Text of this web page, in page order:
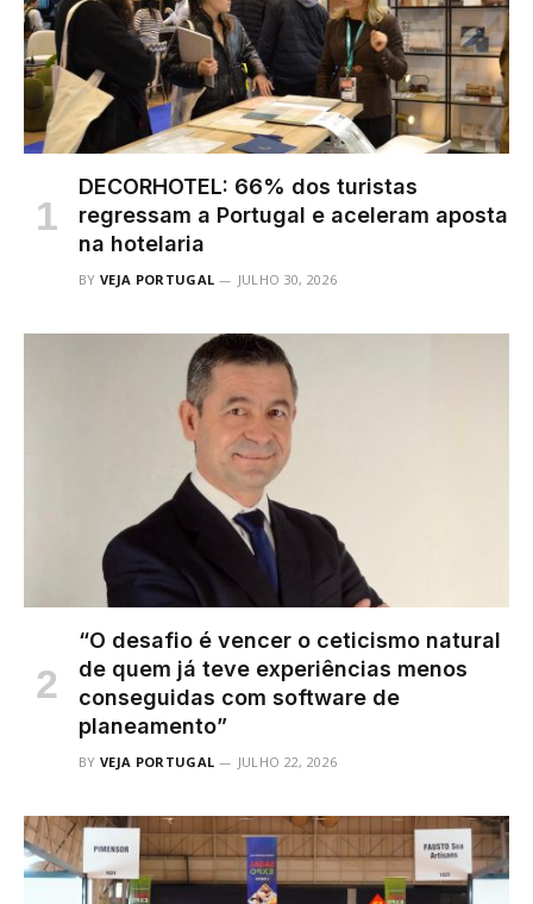
DECORHOTEL: 66% dos turistas
regressam a Portugal e aceleram aposta
na hotelaria
BY VEJA PORTUGAL JULHO 30, 2026
“O desafio é vencer o ceticismo natural
de quem já teve experiências menos
conseguidas com software de
planeamento”
BY VEJA PORTUGAL JULHO 22, 2026